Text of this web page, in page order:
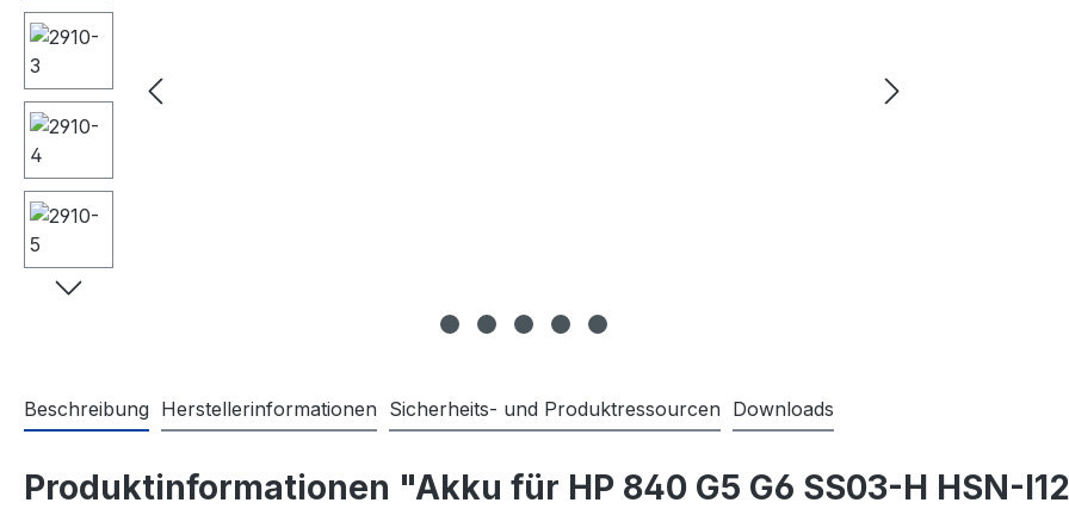
Beschreibung Herstellerinformationen Sicherheits- und Produktressourcen Downloads
Produktinformationen "Akku für HP 840 G5 G6 SS03-H HSN-